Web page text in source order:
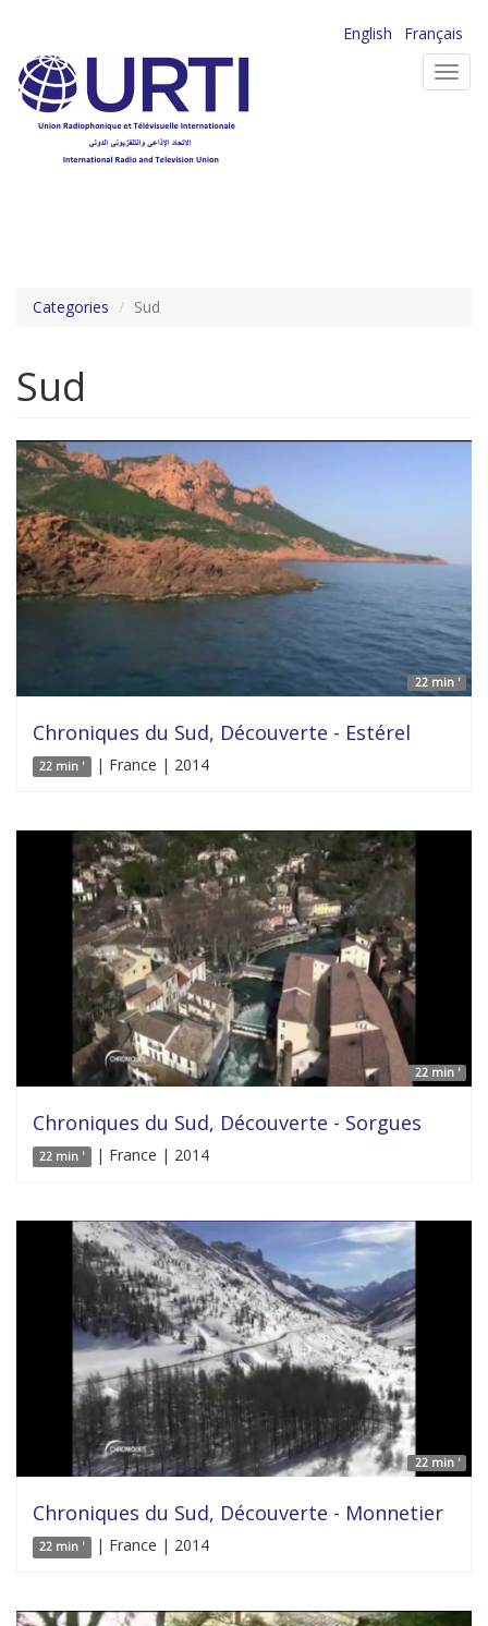
contenu
principal
English
Français
Categories Sud
Sud
22 min '
Chroniques du Sud, Découverte - Estérel
22 min ' | France | 2014
22 min '
Chroniques du Sud, Découverte - Sorgues
22 min ' | France | 2014
22 min '
Chroniques du Sud, Découverte - Monnetier
22 min ' | France | 2014